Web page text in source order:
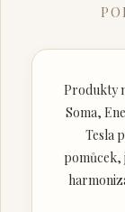
Produkty
Soma,
Tesla
pomůcek,